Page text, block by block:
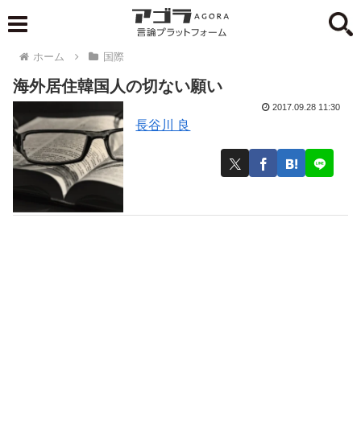
ホーム 国際
海外居住韓国人の切ない願い
長谷川 良
2017.09.28 11:30